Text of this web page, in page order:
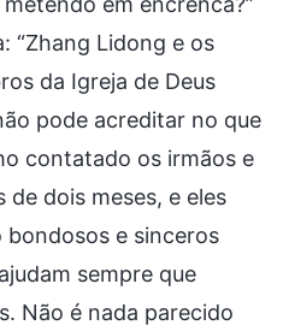
“Zhang Lidong e os
da Igreja de Deus
pode acreditar no que
contatado os irmãos e
de dois meses, e eles
e sinceros
sempre que
Não é nada parecido